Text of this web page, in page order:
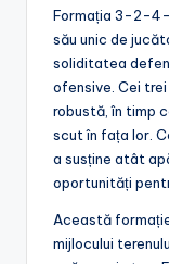
Formația 3-2-4-
său unic de
soliditatea
ofensive. Cei
robustă, în timp
scut în fața lor.
a susține atât
oportunități
Această
mijlocului